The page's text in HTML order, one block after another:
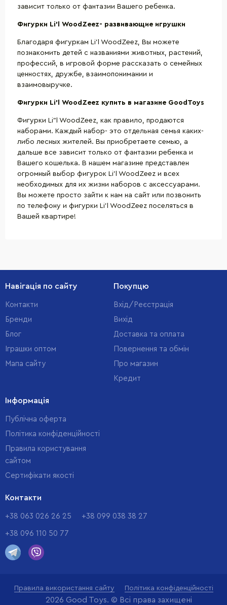
зависит только от фантазии Вашего ребенка.
Фигурки Li’ WoodZeez- развивающие игрушки
Благодаря фигуркам Li’l WoodZeez, Вы можете
познакомить детей с названиями животных, растений,
профессий, в игровой форме рассказать о семейных
ценностях, дружбе, взаимопонимании и
взаимовыручке.
Фигурки Li’ WoodZeez купить в магазине GoodToys
Фигурки Li”l WoodZeez, как правило, продаются
наборами. Каждый набор- это отдельная семья каких-
либо лесных жителей. Вы приобретаете семью, а
дальше все зависит только от фантазии ребенка и
Вашего кошелька. В нашем магазине представлен
огромный выбор фигурок Li’l WoodZeez и всех
необходимых для их жизни наборов с аксессуарами.
Вы можете просто зайти к нам на сайт или позвонить
по телефону и фигурки Li’l WoodZeez поселяться в
Вашей квартире!
Навігація по сайту
Контакти
Бренди
Блог
Іграшки оптом
Мапа сайту
Покупцю
Вхід/Реєстрація
Вихід
Доставка та оплата
Повернення та обмін
Про магазин
Кредит
Інформація
Публічна оферта
Політика конфіденційності
Правила користування
сайтом
Cертифікати якості
Контакти
+38 063 026 26 25 +38 099 038 38 27
+38 096 110 50 77
Правила використання сайту Політика конфіденційності
2026 Good Toys. © Всі права захищені